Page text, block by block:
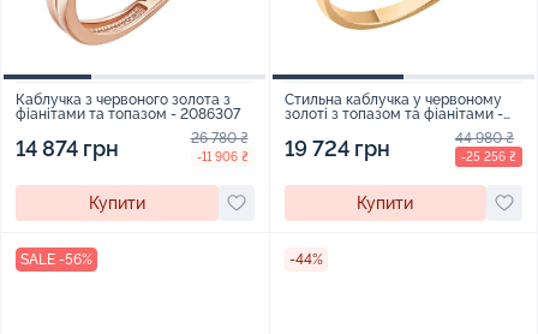
Каблучка з червоного золота з
фіанітами та топазом - 2086307
14 874 грн 26 780 ₴
-11 906 ₴
Купити
Стильна каблучка у червоному
золоті з топазом та фіанітами -
19 724 грн 44 980 ₴
-25 256 ₴
Купити
SALE -56% -44%